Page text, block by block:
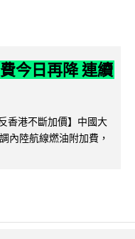
今日再降 連續
香港不斷加價】中國大
內陸航線燃油附加費，